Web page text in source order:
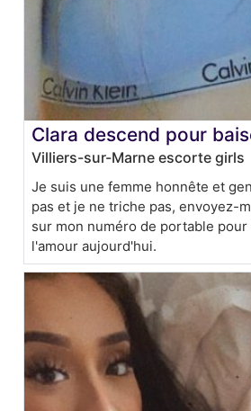
Clara descend pour
Villiers-sur-Marne escorte girls
Je suis une femme honnête et
pas et je ne triche pas, envoyez-
sur mon numéro de portable
l'amour aujourd'hui.